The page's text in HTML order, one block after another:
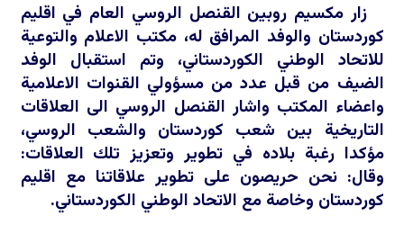
زار مكسيم روبين القنصل الروسي العام في اقليم
كوردستان والوفد المرافق له، مكتب الاعلام والتوعية
للاتحاد الوطني الكوردستاني، وتم استقبال الوفد
الضيف من قبل عدد من مسؤولي القنوات الاعلامية
واعضاء المكتب واشار القنصل الروسي الى العلاقات
التاريخية بين شعب كوردستان والشعب الروسي،
مؤكدا رغبة بلاده في تطوير وتعزيز تلك العلاقات:
وقال: نحن حريصون على تطوير علاقاتنا مع اقليم
كوردستان وخاصة مع الاتحاد الوطني الكوردستاني.